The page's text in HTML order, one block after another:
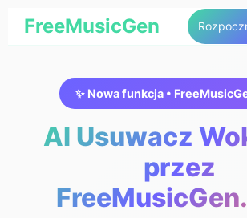
FreeMusicGen
✨ Nowa funkcja •
AI Usuwacz
przez